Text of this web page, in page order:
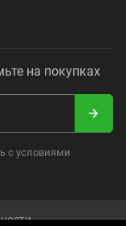
на покупках
с условиями